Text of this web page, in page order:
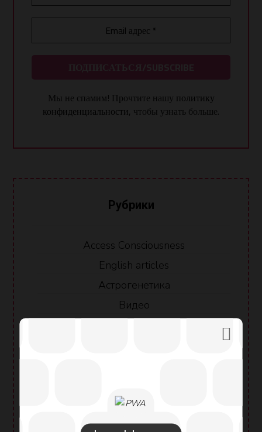
Мы не спамим! Прочтите нашу политику
конфиденциальности, чтобы узнать больше.
Рубрики
Access Consciousness
English articles
Астрогенетика
Видео
Лидерство
Саморазвитие